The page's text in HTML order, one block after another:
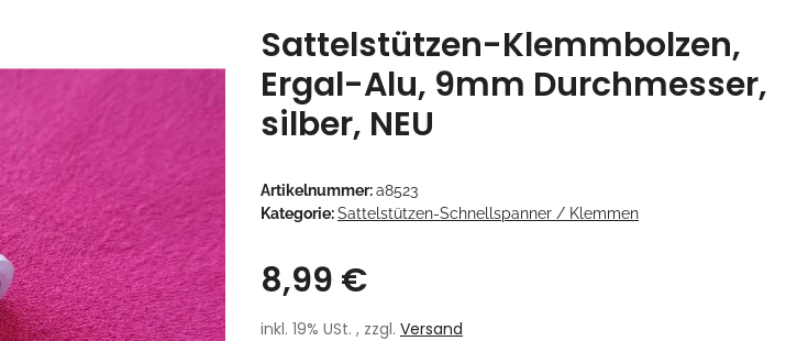
Sattelstützen-Klemmbolzen,
Ergal-Alu, 9mm Durchmesser,
silber, NEU
Artikelnummer:a8523
Kategorie:Sattelstützen-Schnellspanner / Klemmen
8,99 €
inkl. 19% USt. , zzgl. Versand